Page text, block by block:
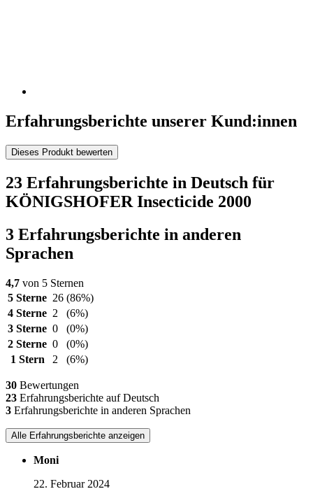
Erfahrungsberichte unserer Kund:innen
Dieses Produkt bewerten
23 Erfahrungsberichte in Deutsch für
KÖNIGSHOFER Insecticide 2000
3 Erfahrungsberichte in anderen
Sprachen
4,7 von 5 Sternen
5 Sterne 26 (86%)
4 Sterne 2
(6%)
3 Sterne 0
(0%)
2 Sterne 0
(0%)
1 Stern
2 (6%)
30 Bewertungen
23 Erfahrungsberichte auf Deutsch
3 Erfahrungsberichte in anderen Sprachen
Alle Erfahrungsberichte anzeigen
Moni
22. Februar 2024